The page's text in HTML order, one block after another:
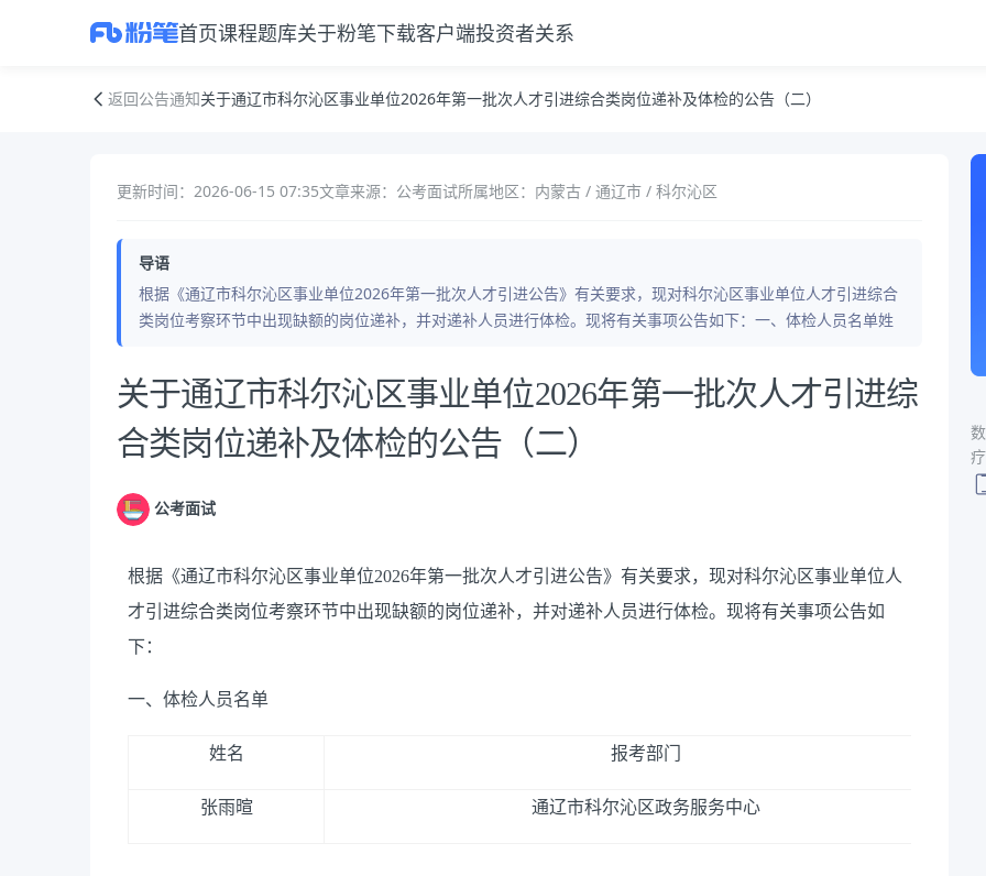
首页课程题库关于粉笔下载客户端投资者关系
返回公告通知关于通辽市科尔沁区事业单位2026年第一批次人才引进综合类岗位递补及体检的公告（二）
更新时间：2026-06-15 07:35文章来源：公考面试所属地区：内蒙古 / 通辽市 / 科尔沁区
导语
根据《通辽市科尔沁区事业单位2026年第一批次人才引进公告》有关要求，现对科尔沁区事业单位人才引进综合
类岗位考察环节中出现缺额的岗位递补，并对递补人员进行体检。现将有关事项公告如下：一、体检人员名单姓
公告正文
关于通辽市科尔沁区事业单位2026年第一批次人才引进综
合类岗位递补及体检的公告（二）
公考面试
根据《通辽市科尔沁区事业单位2026年第一批次人才引进公告》有关要求，现对科尔沁区事业单位人
才引进综合类岗位考察环节中出现缺额的岗位递补，并对递补人员进行体检。现将有关事项公告如
下：
一、 体检人员名单
姓名 报考部门
张雨暄 通辽市科尔沁区政务服务中心